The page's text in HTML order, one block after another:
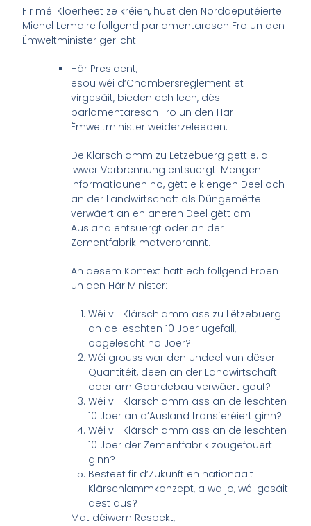
Fir méi Kloerheet ze kréien, huet den Norddeputéierte
Michel Lemaire follgend parlamentaresch Fro un den
Ëmweltminister geriicht:
Här President,
esou wéi d’Chambersreglement et
virgesäit, bieden ech Iech, dës
parlamentaresch Fro un den Här
Ëmweltminister weiderzeleeden.
De Klärschlamm zu Lëtzebuerg gëtt ë. a.
iwwer Verbrennung entsuergt. Mengen
Informatiounen no, gëtt e klengen Deel och
an der Landwirtschaft als Düngemëttel
verwäert an en aneren Deel gëtt am
Ausland entsuergt oder an der
Zementfabrik matverbrannt.
An dësem Kontext hätt ech follgend Froen
un den Här Minister:
Wéi vill Klärschlamm ass zu Lëtzebuerg
an de leschten 10 Joer ugefall,
opgelëscht no Joer?
Wéi grouss war den Undeel vun dëser
Quantitéit, deen an der Landwirtschaft
oder am Gaardebau verwäert gouf?
Wéi vill Klärschlamm ass an de leschten
10 Joer an d’Ausland transferéiert ginn?
Wéi vill Klärschlamm ass an de leschten
10 Joer der Zementfabrik zougefouert
ginn?
Besteet fir d’Zukunft en nationaalt
Klärschlammkonzept, a wa jo, wéi gesäit
dëst aus?
Mat déiwem Respekt,